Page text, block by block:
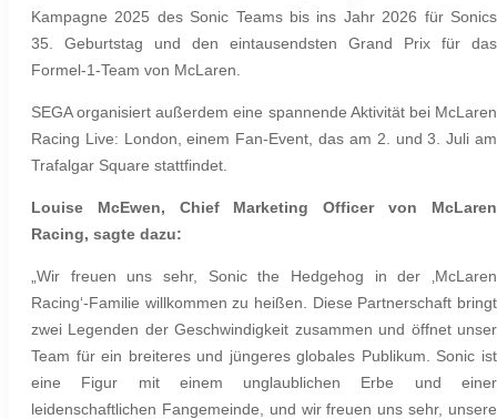
Kampagne 2025 des Sonic Teams bis ins Jahr 2026 für Sonics
35. Geburtstag und den eintausendsten Grand Prix für das
Formel-1-Team von McLaren.
SEGA organisiert außerdem eine spannende Aktivität bei McLaren
Racing Live: London, einem Fan-Event, das am 2. und 3. Juli am
Trafalgar Square stattfindet.
Louise McEwen, Chief Marketing Officer von McLaren
Racing, sagte dazu:
„Wir freuen uns sehr, Sonic the Hedgehog in der ‚McLaren
Racing‘-Familie willkommen zu heißen. Diese Partnerschaft bringt
zwei Legenden der Geschwindigkeit zusammen und öffnet unser
Team für ein breiteres und jüngeres globales Publikum. Sonic ist
eine Figur mit einem unglaublichen Erbe und einer
leidenschaftlichen Fangemeinde, und wir freuen uns sehr, unsere